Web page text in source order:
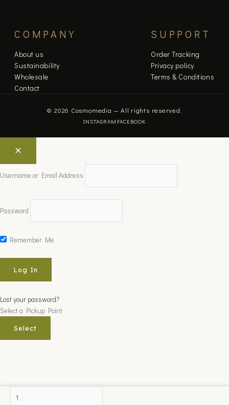
COMPANY
About us
Sustainability
Wholesale
Contact
SUPPORT
Order Tracking
Privacy policy
Terms & Conditions
© 2026 Cosmomedia — All rights reserved.
INSTAGRAM FACEBOOK
Username or Email Address
Password
Remember Me
Lost your password?
Select a Pickup Point
Select
PRO